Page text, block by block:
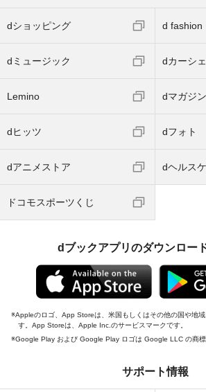
dショッピング d fashion
dミュージック dカーシ
Lemino dマガジン
dヒッツ dフォト
dアニメストア dヘルス
ドコモスポーツくじ
dブックアプリのダウンロー
Appleのロゴ、App Storeは、米国もしくはその他の国や地
す。App Storeは、Apple Inc.のサービスマークです。
Google Play および Google Play ロゴは Google LLC の商標
サポート情報